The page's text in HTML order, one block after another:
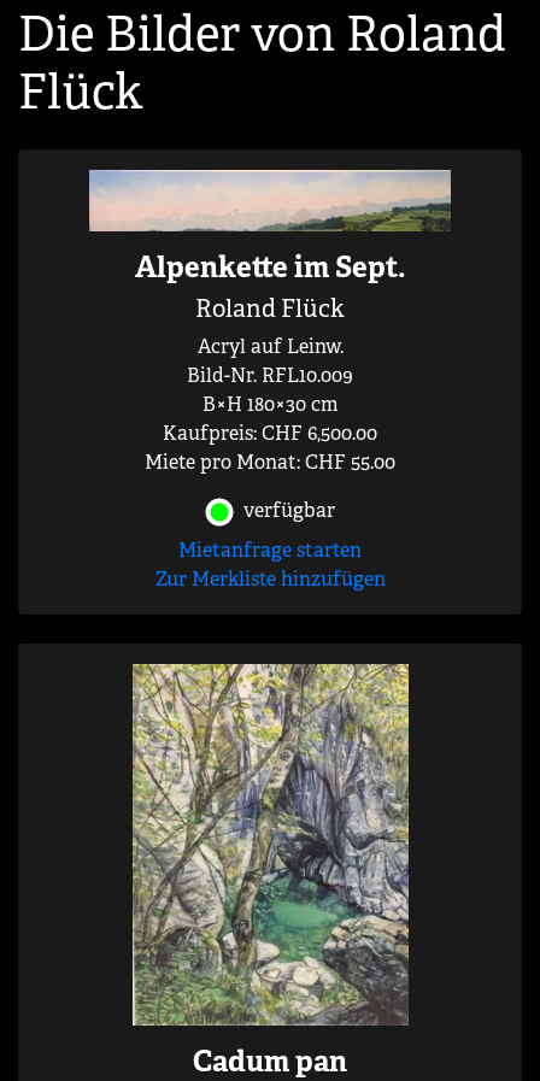
Die Bilder von Roland
Flück
Alpenkette im Sept.
Roland Flück
Acryl auf Leinw.
Bild-Nr. RFL10.009
B×H 180×30 cm
Kaufpreis: CHF 6,500.00
Miete pro Monat: CHF 55.00
verfügbar
Mietanfrage starten
Zur Merkliste hinzufügen
Cadum pan